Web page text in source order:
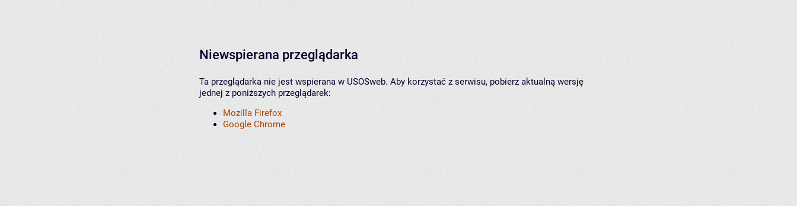
Niewspierana przeglądarka
Ta przeglądarka nie jest wspierana w USOSweb. Aby korzystać z serwisu, pobierz aktualną wersję
jednej z poniższych przeglądarek:
Mozilla Firefox
Google Chrome